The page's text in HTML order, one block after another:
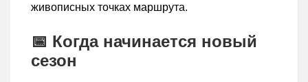
живописных точках маршрута.
📅 Когда начинается новый
сезон